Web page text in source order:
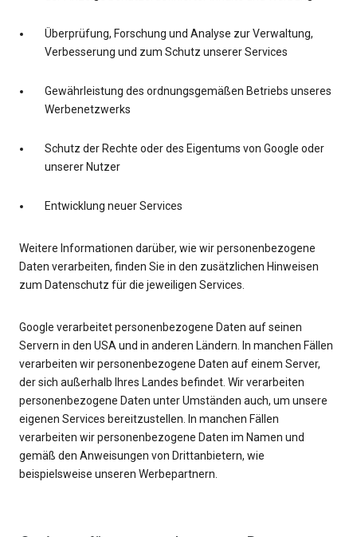
Überprüfung, Forschung und Analyse zur Verwaltung,
Verbesserung und zum Schutz unserer Services
Gewährleistung des ordnungsgemäßen Betriebs unseres
Werbenetzwerks
Schutz der Rechte oder des Eigentums von Google oder
unserer Nutzer
Entwicklung neuer Services
Weitere Informationen darüber, wie wir personenbezogene
Daten verarbeiten, finden Sie in den zusätzlichen Hinweisen
zum Datenschutz für die jeweiligen Services.
Google verarbeitet personenbezogene Daten auf seinen
Servern in den USA und in anderen Ländern. In manchen Fällen
verarbeiten wir personenbezogene Daten auf einem Server,
der sich außerhalb Ihres Landes befindet. Wir verarbeiten
personenbezogene Daten unter Umständen auch, um unsere
eigenen Services bereitzustellen. In manchen Fällen
verarbeiten wir personenbezogene Daten im Namen und
gemäß den Anweisungen von Drittanbietern, wie
beispielsweise unseren Werbepartnern.